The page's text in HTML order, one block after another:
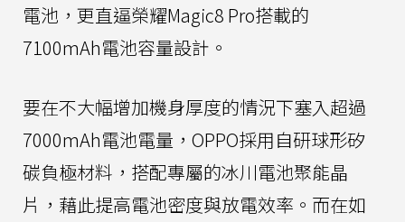
電池，更直逼榮耀Magic8 Pro搭載的
7100mAh電池容量設計。
要在不大幅增加機身厚度的情況下塞入超過
7000mAh電池電量，OPPO採用自研球形矽
碳負極材料，搭配專屬的冰川電池聚能晶
片，藉此提高電池密度與放電效率。而在如